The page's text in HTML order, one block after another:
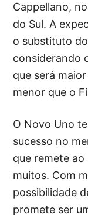
Cappellano,
do Sul. A
o substituto
considerando
que será
menor que o
O Novo Uno
sucesso no
que remete
muitos. Com
possibilidade
promete ser